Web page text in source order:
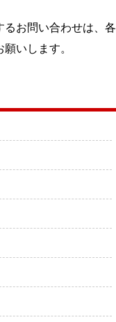
るお問い合わせは、各
いします。